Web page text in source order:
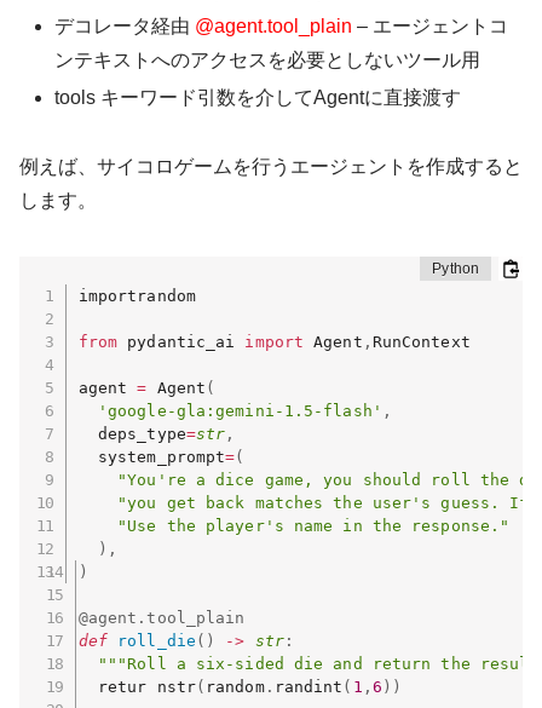
デコレータ経由 @agent.tool_plain – エージェントコ
ンテキストへのアクセスを必要としないツール用
tools キーワード引数を介してAgentに直接渡す
例えば、サイコロゲームを行うエージェントを作成すると
します。
importrandom
from pydantic_ai import Agent , RunContext
agent = Agent (
'google-gla:gemini-1.5-flash' ,
  deps_type
=str ,
  system_prompt
=(
"You're a dice game, you should roll the
"you get back matches the user's guess.
"Use the player's name in the response."
) ,
)
@agent .tool_plain
def
roll_die ( ) -> str:
"""Roll a six-sided die and return the
  retur nstr
( random. randint ( 1 , 6 ) )